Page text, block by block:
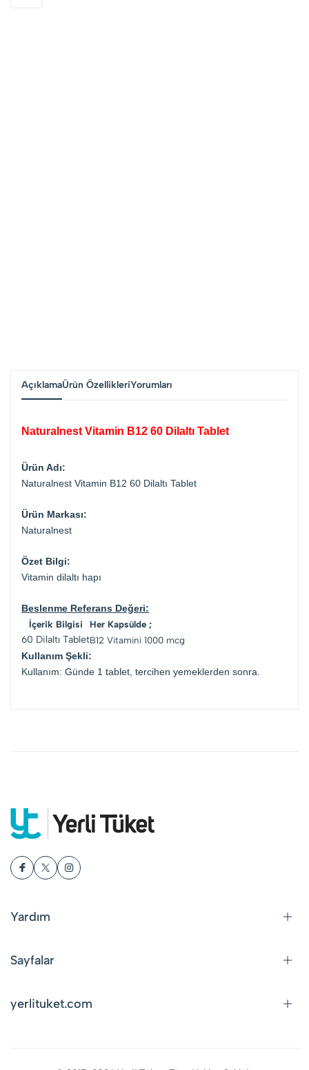
AçıklamaÜrün ÖzellikleriYorumları
Naturalnest Vitamin B12 60 Dilaltı Tablet
Ürün Adı:
Naturalnest Vitamin B12 60 Dilaltı Tablet
Ürün Markası:
Naturalnest
Özet Bilgi:
Vitamin dilaltı hapı
Beslenme Referans Değeri:
İçerik Bilgisi
60 Dilaltı Tablet
Her Kapsülde ;
B12 Vitamini 1000 mcg
Kullanım Şekli:
Kullanım: Günde 1 tablet, tercihen yemeklerden sonra.
Yardım
Sayfalar
yerlituket.com